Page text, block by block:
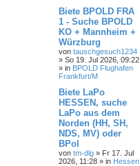
Biete BPOLD FRA
1 - Suche BPOLD
KO + Mannheim +
Würzburg
von tauschgesuch1234
» So 19. Jul 2026, 09:22
» in BPOLD Flughafen
Frankfurt/M
Biete LaPo
HESSEN, suche
LaPo aus dem
Norden (HH, SH,
NDS, MV) oder
BPol
von tm-dlg » Fr 17. Jul
2026, 11:28 » in Hessen